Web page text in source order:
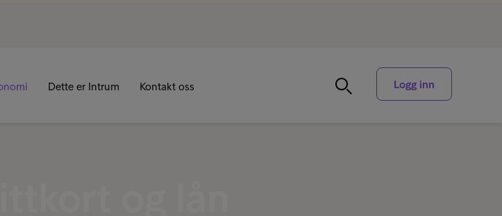
Dette er Intrum Kontakt oss Logg inn